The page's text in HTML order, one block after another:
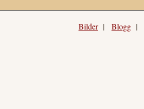
Bilder| Blogg |